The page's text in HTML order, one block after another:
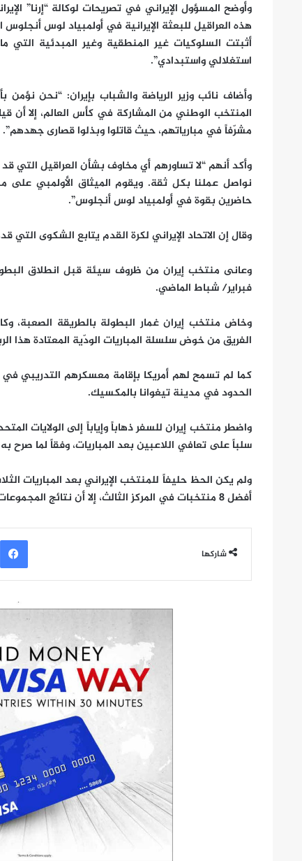
وأوضح المسؤول الإيراني في تصريحات لوكالة “إرنا”
هذه العراقيل للبعثة الإيرانية في أولمبياد لوس
أثبتت السلوكيات غير المنطقية وغير المبدئية التي
استغلالي واستبدادي”.
وأضاف نائب وزير الرياضة والشباب بإيران: “نحن
المنتخب الوطني من المشاركة في كأس العالم، إلا أن
مشرّفاً في مبارياتهم، حيث قاتلوا وبذلوا قصارى جهدهم”.
نواصل عملنا بكل ثقة. ويقوم الميثاق الأولمبي على
حاضرين بقوة في أولمبياد لوس أنجلوس”.
وقال إن الاتحاد الإيراني لكرة القدم يتابع الشكوى التي
وعانى منتخب إيران من ظروف سيئة قبل انطلاق
فبراير/ شباط الماضي.
وخاض منتخب إيران غمار البطولة بالطريقة
الفريق من خوض سلسلة المباريات الودّية المعتادة هذا
كما لم تسمح لهم أمريكا بإقامة معسكرهم التدريبي في
الحدود في مدينة تيغوانا بالمكسيك.
واضطر منتخب إيران للسفر ذهاباً وإياباً إلى الولايات
سلباً على تعافي اللاعبين بعد المباريات، وفقاً لما صرح
أفضل 8 منتخبات في المركز الثالث، إلا أن نتائج المجموعات الأخرى حالت دون ذلك.
شاركها